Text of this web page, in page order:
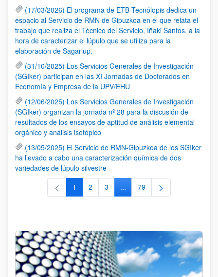
(17/03/2026) El programa de ETB Tecnólopis dedica un
espacio al Servicio de RMN de Gipuzkoa en el que relata el
trabajo que realiza el Técnico del Servicio, Iñaki Santos, a la
hora de caracterizar el lúpulo que se utiliza para la
elaboración de Sagarlup.
(31/10/2025) Los Servicios Generales de Investigación
(SGIker) participan en las XI Jornadas de Doctorados en
Economía y Empresa de la UPV/EHU
(12/06/2025) Los Servicios Generales de Investigación
(SGIker) organizan la jornada nº 28 para la discusión de
resultados de los ensayos de aptitud de análisis elemental
orgánico y análisis isotópico
(13/05/2025) El Servicio de RMN-Gipuzkoa de los SGIker
ha llevado a cabo una caracterización química de dos
variedades de lúpulo silvestre
Página
1 Página
2 Página
3 ...Páginas intermedias Use TAB
Página
79